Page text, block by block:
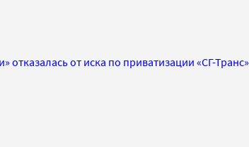
отказалась от иска по приватизации «СГ-Транс»